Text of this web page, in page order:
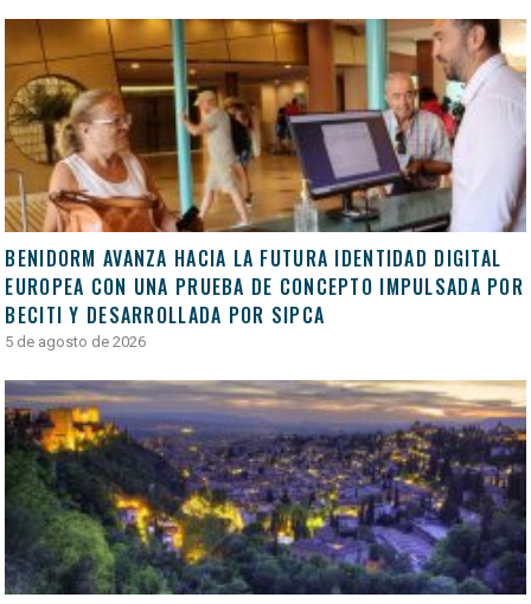
BENIDORM AVANZA HACIA LA FUTURA IDENTIDAD DIGITAL
EUROPEA CON UNA PRUEBA DE CONCEPTO IMPULSADA POR
BECITI Y DESARROLLADA POR SIPCA
5 de agosto de 2026